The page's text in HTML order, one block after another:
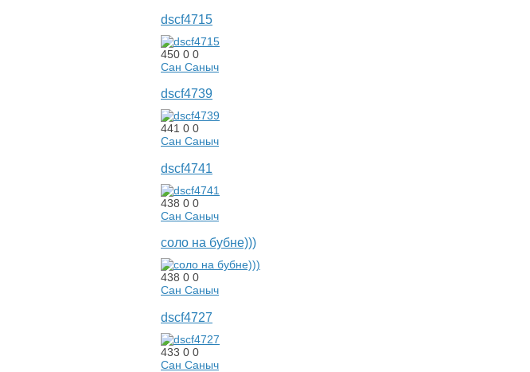
dscf4715
450 0 0
Сан Саныч
dscf4739
441 0 0
Сан Саныч
dscf4741
438 0 0
Сан Саныч
соло на бубне)))
438 0 0
Сан Саныч
dscf4727
433 0 0
Сан Саныч